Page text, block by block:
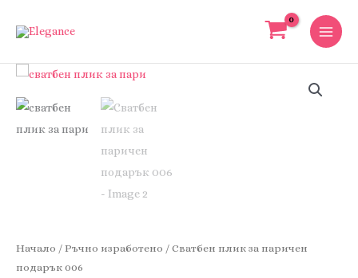
Начало / Ръчно изработено / Сватбен плик за паричен
подарък 006